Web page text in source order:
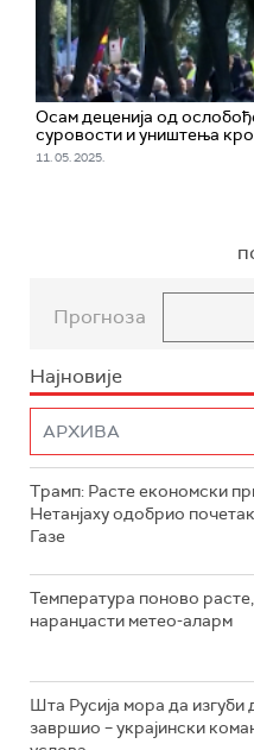
Осам деценија од
суровости и уништења
11. 05. 2025.
Прогноза
Најновије
Трамп: Расте економски
Нетанјаху одобрио
Газе
Температура поново
наранџасти метео-аларм
Шта Русија мора да изгуби
завршио – украјински